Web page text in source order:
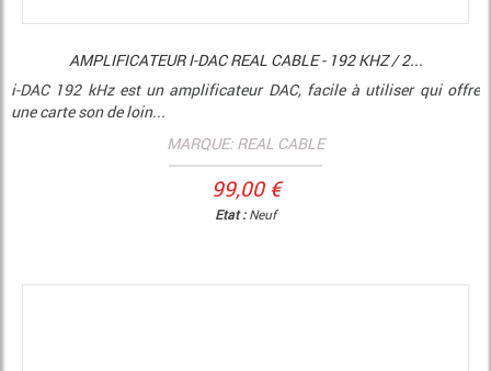
AMPLIFICATEUR I-DAC REAL CABLE - 192 KHZ / 2...
i-DAC 192 kHz est un amplificateur DAC, facile à utiliser qui offre
une carte son de loin...
MARQUE: REAL CABLE
99,00 €
Etat :Neuf